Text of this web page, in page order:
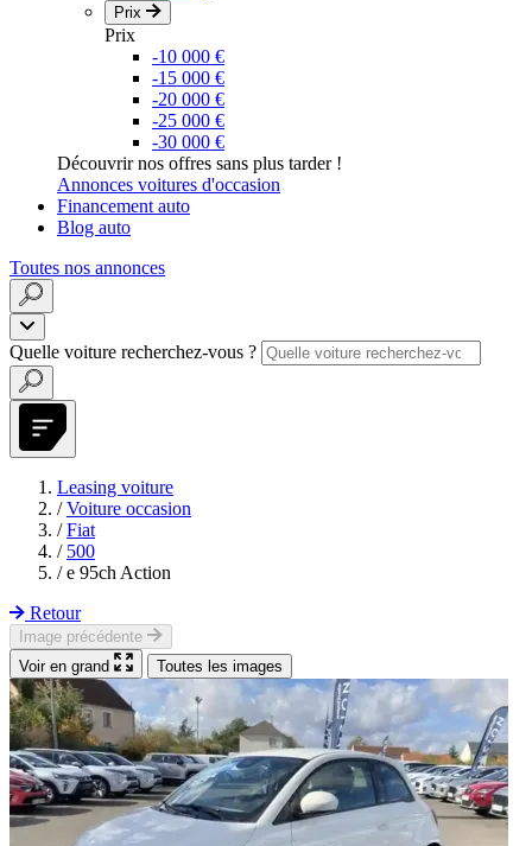
Prix
Prix
-10 000 €
-15 000 €
-20 000 €
-25 000 €
-30 000 €
Découvrir nos offres sans plus tarder !
Annonces voitures d'occasion
Financement auto
Blog auto
Toutes nos annonces
Quelle voiture recherchez-vous ?
Leasing voiture
/ Voiture occasion
/ Fiat
/ 500
/ e 95ch Action
Retour
Image précédente
Voir en grand
Toutes les images